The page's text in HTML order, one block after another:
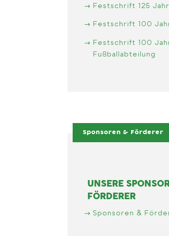
Festschrift 125
Festschrift 100
Festschrift 100
Fußballabteilung
Sponsoren & Förderer
UNSERE
FÖRDERER
Sponsoren &